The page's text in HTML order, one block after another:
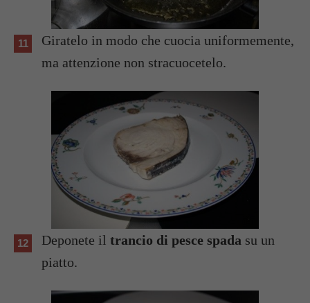
Giratelo in modo che cuocia uniformemente,
ma attenzione non stracuocetelo.
Deponete il trancio di pesce spada su un
piatto.